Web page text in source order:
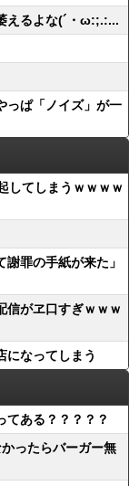
えるよな(´・ω:;.:...
っぱ「ノイズ」が一
してしまうｗｗｗｗ
謝罪の手紙が来た」
信がヱ口すぎｗｗｗ
になってしまう
てある？？？？？
ったらバーガー無